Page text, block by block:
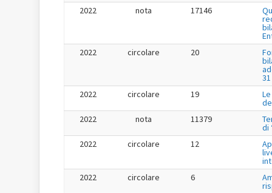
2022
nota 17146
2022
circolare 20
2022
circolare 19
2022
nota 11379
di
2022
circolare 12
2022
circolare 6